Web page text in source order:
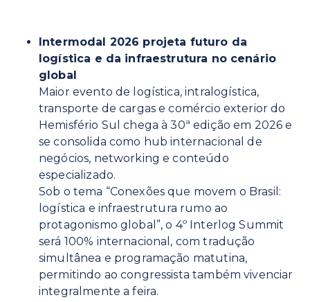
Intermodal 2026 projeta futuro da
logística e da infraestrutura no cenário
global
Maior evento de logística, intralogística,
transporte de cargas e comércio exterior do
Hemisfério Sul chega à 30ª edição em 2026 e
se consolida como hub internacional de
negócios, networking e conteúdo
especializado.
Sob o tema “Conexões que movem o Brasil:
logística e infraestrutura rumo ao
protagonismo global”, o 4º Interlog Summit
será 100% internacional, com tradução
simultânea e programação matutina,
permitindo ao congressista também vivenciar
integralmente a feira.